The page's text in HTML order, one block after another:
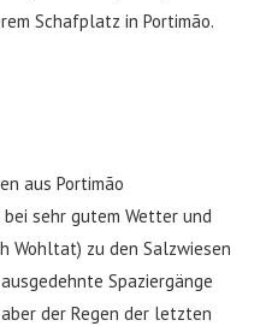
Schafplatz in Portimão.
aus Portimão
sehr gutem Wetter und
Wohltat) zu den Salzwiesen
Spaziergänge
der Regen der letzten